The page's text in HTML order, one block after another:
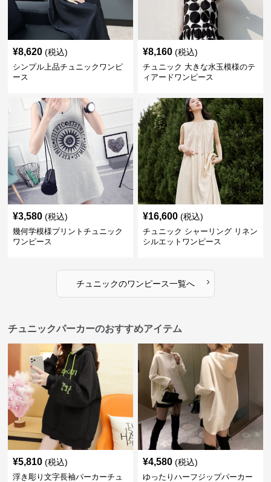
¥8,620 (税込)
シンプル上品チュニックワンピ
ース
¥8,160 (税込)
チュニック 大きな水玉模様のテ
ィアードワンピース
¥3,580 (税込)
幾何学模様プリントチュニック
ワンピース
¥16,600 (税込)
チュニック シャーリング リネン
シルエットワンピース
チュニックのワンピース一覧へ ›
チュニックパーカーのおすすめアイテム
¥5,810 (税込)
浮き彫り文字長袖パーカーチュ
¥4,580 (税込)
ゆったりハーフジップパーカー